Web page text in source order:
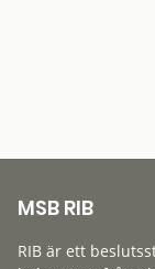
MSB RIB
RIB är ett